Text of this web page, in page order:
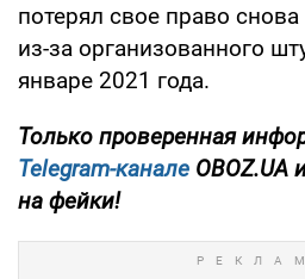
потерял свое право
из-за организованного
январе 2021 года.
Только проверенная
Telegram-канале OBOZ.UA
на фейки!